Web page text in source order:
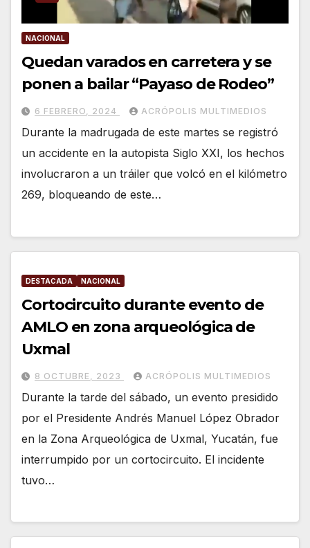
NACIONAL
Quedan varados en carretera y se
ponen a bailar “Payaso de Rodeo”
6 FEBRERO, 2024 ACRÓPOLIS MULTIMEDIOS
Durante la madrugada de este martes se registró
un accidente en la autopista Siglo XXI, los hechos
involucraron a un tráiler que volcó en el kilómetro
269, bloqueando de este…
DESTACADA NACIONAL
Cortocircuito durante evento de
AMLO en zona arqueológica de
Uxmal
8 OCTUBRE, 2023 ACRÓPOLIS MULTIMEDIOS
Durante la tarde del sábado, un evento presidido
por el Presidente Andrés Manuel López Obrador
en la Zona Arqueológica de Uxmal, Yucatán, fue
interrumpido por un cortocircuito. El incidente
tuvo…